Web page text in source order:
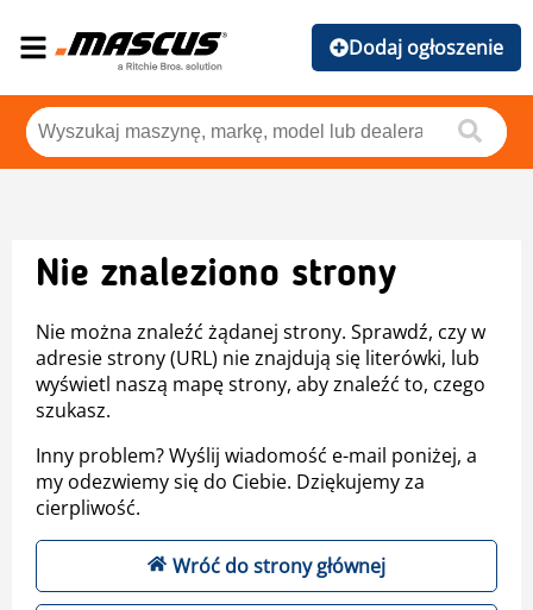
Dodaj ogłoszenie
Nie znaleziono strony
Nie można znaleźć żądanej strony. Sprawdź, czy w
adresie strony (URL) nie znajdują się literówki, lub
wyświetl naszą mapę strony, aby znaleźć to, czego
szukasz.
Inny problem? Wyślij wiadomość e-mail poniżej, a
my odezwiemy się do Ciebie. Dziękujemy za
cierpliwość.
Wróć do strony głównej